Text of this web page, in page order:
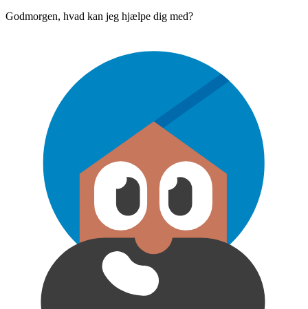
Godmorgen, hvad kan jeg hjælpe dig med?